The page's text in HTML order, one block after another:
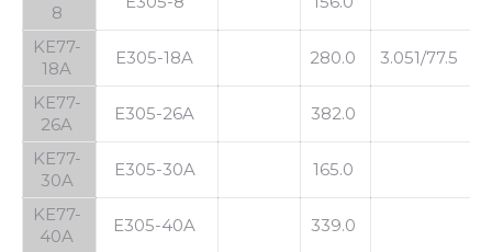
8
KE77-
18A
E305-18A 280.0 3.051/77.5
KE77-
26A
E305-26A 382.0
KE77-
30A
E305-30A 165.0
KE77-
40A
E305-40A 339.0